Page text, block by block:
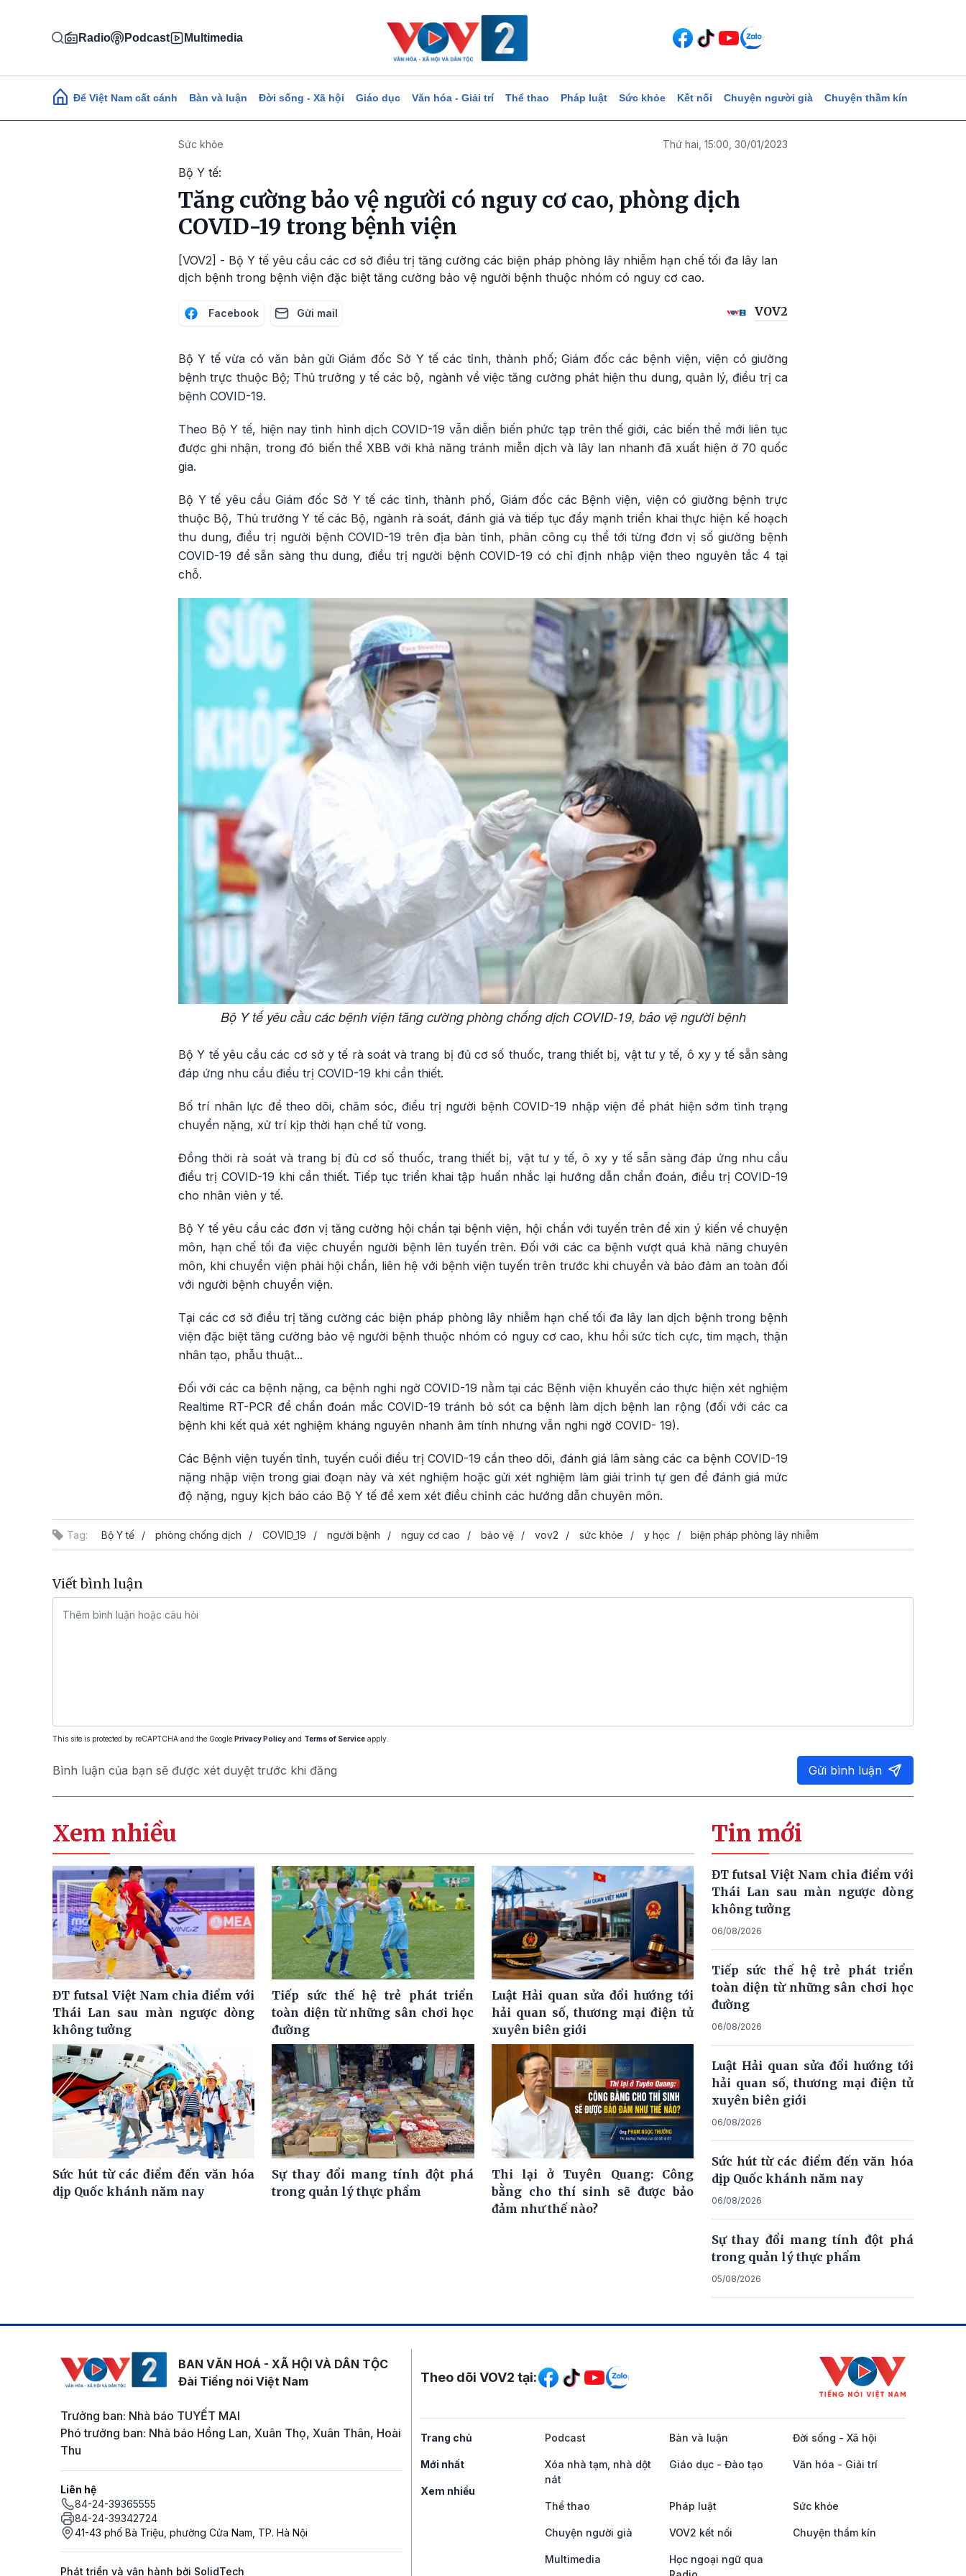
Radio Podcast Multimedia
Main navigation
Để Việt Nam cất cánh Bàn và luận Đời sống - Xã hội Giáo dục Văn hóa - Giải trí Thể thao Pháp luật Sức khỏe Kết nối Chuyện người già Chuyện thầm kín
Sức khỏe Thứ hai, 15:00, 30/01/2023
Bộ Y tế:
Tăng cường bảo vệ người có nguy cơ cao, phòng dịch
COVID-19 trong bệnh viện
[VOV2] - Bộ Y tế yêu cầu các cơ sở điều trị tăng cường các biện pháp phòng lây nhiễm hạn chế tối đa lây lan
dịch bệnh trong bệnh viện đặc biệt tăng cường bảo vệ người bệnh thuộc nhóm có nguy cơ cao.
Facebook Gửi mail VOV2
Bộ Y tế vừa có văn bản gửi Giám đốc Sở Y tế các tỉnh, thành phố; Giám đốc các bệnh viện, viện có giường
bệnh trực thuộc Bộ; Thủ trưởng y tế các bộ, ngành về việc tăng cường phát hiện thu dung, quản lý, điều trị ca
bệnh COVID-19.
Theo Bộ Y tế, hiện nay tình hình dịch COVID-19 vẫn diễn biến phức tạp trên thế giới, các biến thể mới liên tục
được ghi nhận, trong đó biến thể XBB với khả năng tránh miễn dịch và lây lan nhanh đã xuất hiện ở 70 quốc
gia.
Bộ Y tế yêu cầu Giám đốc Sở Y tế các tỉnh, thành phố, Giám đốc các Bệnh viện, viện có giường bệnh trực
thuộc Bộ, Thủ trưởng Y tế các Bộ, ngành rà soát, đánh giá và tiếp tục đẩy mạnh triển khai thực hiện kế hoạch
thu dung, điều trị người bệnh COVID-19 trên địa bàn tỉnh, phân công cụ thể tới từng đơn vị số giường bệnh
COVID-19 để sẵn sàng thu dung, điều trị người bệnh COVID-19 có chỉ định nhập viện theo nguyên tắc 4 tại
chỗ.
Bộ Y tế yêu cầu các bệnh viện tăng cường phòng chống dịch COVID-19, bảo vệ người bệnh
Bộ Y tế yêu cầu các cơ sở y tế rà soát và trang bị đủ cơ số thuốc, trang thiết bị, vật tư y tế, ô xy y tế sẵn sàng
đáp ứng nhu cầu điều trị COVID-19 khi cần thiết.
Bố trí nhân lực để theo dõi, chăm sóc, điều trị người bệnh COVID-19 nhập viện để phát hiện sớm tình trạng
chuyển nặng, xử trí kịp thời hạn chế tử vong.
Đồng thời rà soát và trang bị đủ cơ số thuốc, trang thiết bị, vật tư y tế, ô xy y tế sẵn sàng đáp ứng nhu cầu
điều trị COVID-19 khi cần thiết. Tiếp tục triển khai tập huấn nhắc lại hướng dẫn chẩn đoán, điều trị COVID-19
cho nhân viên y tế.
Bộ Y tế yêu cầu các đơn vị tăng cường hội chẩn tại bệnh viện, hội chẩn với tuyến trên để xin ý kiến về chuyện
môn, hạn chế tối đa việc chuyển người bệnh lên tuyến trên. Đối với các ca bệnh vượt quá khả năng chuyên
môn, khi chuyển viện phải hội chẩn, liên hệ với bệnh viện tuyến trên trước khi chuyển và bảo đảm an toàn đối
với người bệnh chuyển viện.
Tại các cơ sở điều trị tăng cường các biện pháp phòng lây nhiễm hạn chế tối đa lây lan dịch bệnh trong bệnh
viện đặc biệt tăng cường bảo vệ người bệnh thuộc nhóm có nguy cơ cao, khu hồi sức tích cực, tim mạch, thận
nhân tạo, phẫu thuật...
Đối với các ca bệnh nặng, ca bệnh nghi ngờ COVID-19 nằm tại các Bệnh viện khuyến cáo thực hiện xét nghiệm
Realtime RT-PCR để chẩn đoán mắc COVID-19 tránh bỏ sót ca bệnh làm dịch bệnh lan rộng (đối với các ca
bệnh khi kết quả xét nghiệm kháng nguyên nhanh âm tính nhưng vẫn nghi ngờ COVID- 19).
Các Bệnh viện tuyến tỉnh, tuyến cuối điều trị COVID-19 cần theo dõi, đánh giá lâm sàng các ca bệnh COVID-19
nặng nhập viện trong giai đoạn này và xét nghiệm hoặc gửi xét nghiệm làm giải trình tự gen để đánh giá mức
độ nặng, nguy kịch báo cáo Bộ Y tế để xem xét điều chỉnh các hướng dẫn chuyên môn.
Tag: Bộ Y tế phòng chống dịch COVID_19 người bệnh nguy cơ cao bảo vệ vov2 sức khỏe y học biện pháp phòng lây nhiễm
Viết bình luận
This site is protected by reCAPTCHA and the Google Privacy Policy and Terms of Service apply.
Bình luận của bạn sẽ được xét duyệt trước khi đăng Gửi bình luận
Xem nhiều
ĐT futsal Việt Nam chia điểm với
Thái Lan sau màn ngược dòng
không tưởng
Tiếp sức thế hệ trẻ phát triển
toàn diện từ những sân chơi học
đường
Luật Hải quan sửa đổi hướng tới
hải quan số, thương mại điện tử
xuyên biên giới
Sức hút từ các điểm đến văn hóa
dịp Quốc khánh năm nay
Sự thay đổi mang tính đột phá
trong quản lý thực phẩm
Thi lại ở Tuyên Quang: Công
bằng cho thí sinh sẽ được bảo
đảm như thế nào?
Tin mới
ĐT futsal Việt Nam chia điểm với
Thái Lan sau màn ngược dòng
không tưởng
06/08/2026
Tiếp sức thế hệ trẻ phát triển
toàn diện từ những sân chơi học
đường
06/08/2026
Luật Hải quan sửa đổi hướng tới
hải quan số, thương mại điện tử
xuyên biên giới
06/08/2026
Sức hút từ các điểm đến văn hóa
dịp Quốc khánh năm nay
06/08/2026
Sự thay đổi mang tính đột phá
trong quản lý thực phẩm
05/08/2026
BAN VĂN HOÁ - XÃ HỘI VÀ DÂN TỘC
Đài Tiếng nói Việt Nam
Trưởng ban: Nhà báo TUYẾT MAI
Phó trưởng ban: Nhà báo Hồng Lan, Xuân Thọ, Xuân Thân, Hoài
Thu
Liên hệ
84-24-39365555
84-24-39342724
41-43 phố Bà Triệu, phường Cửa Nam, TP. Hà Nội
Phát triển và vận hành bởi SolidTech
Mạng xã hội
Theo dõi VOV2 tại:
Trang chủ
Mới nhất
Xem nhiều
Podcast Bàn và luận Đời sống - Xã hội
Xóa nhà tạm, nhà dột
nát
Giáo dục - Đào tạo Văn hóa - Giải trí
Thể thao Pháp luật Sức khỏe
Chuyện người già VOV2 kết nối Chuyện thầm kín
Multimedia
Học ngoại ngữ qua